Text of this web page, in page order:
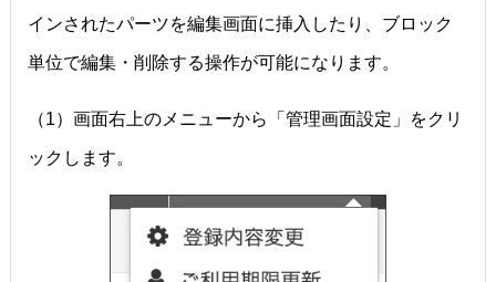
インされたパーツを編集画面に挿入したり、ブロック
単位で編集・削除する操作が可能になります。
（1）画面右上のメニューから「管理画面設定」をクリ
ックします。